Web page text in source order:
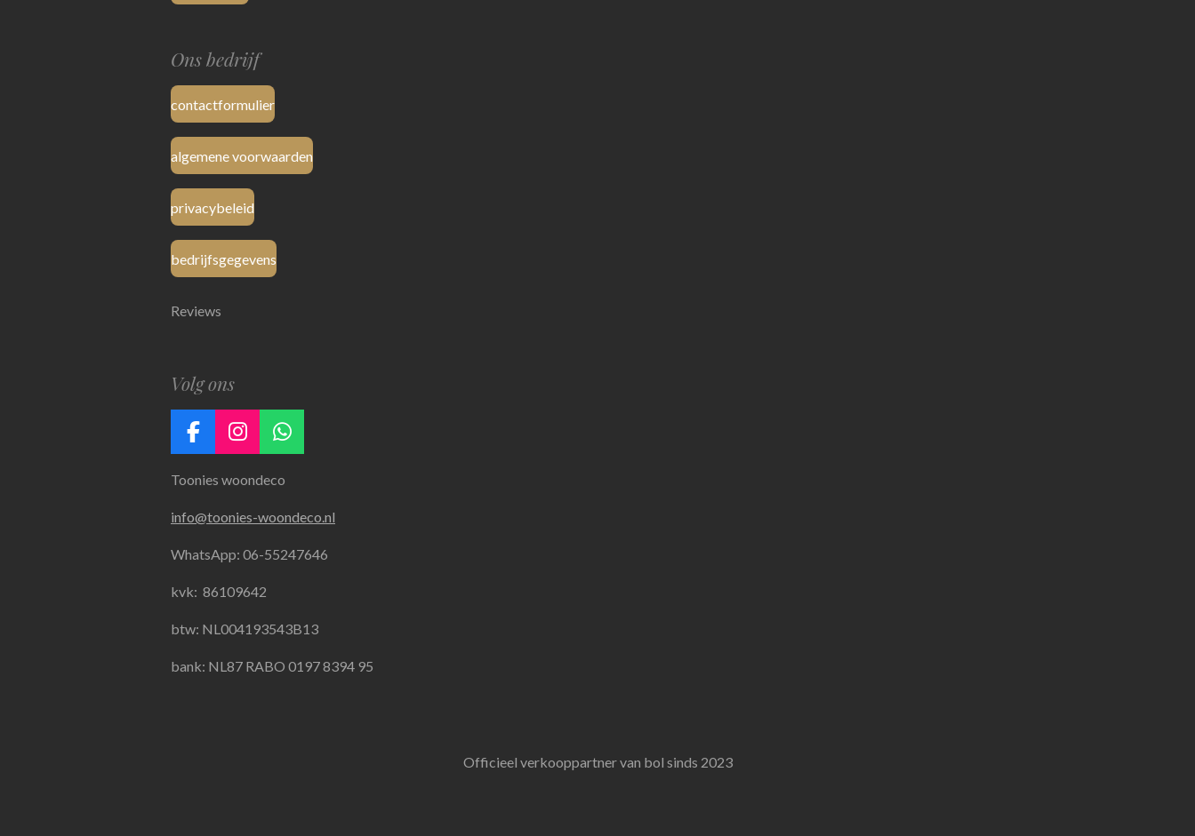
Ons bedrijf
contactformulier
algemene voorwaarden
privacybeleid
bedrijfsgegevens
Reviews
Volg ons
F
c
b
o
k
I
s
a
g
a
W
a
s
A
Toonies woondeco
info@toonies-woondeco.nl
WhatsApp: 06-55247646
kvk: 86109642
btw: NL004193543B13
bank: NL87 RABO 0197 8394 95
Officieel verkooppartner van bol sinds 2023